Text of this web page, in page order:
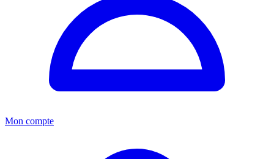
Mon compte